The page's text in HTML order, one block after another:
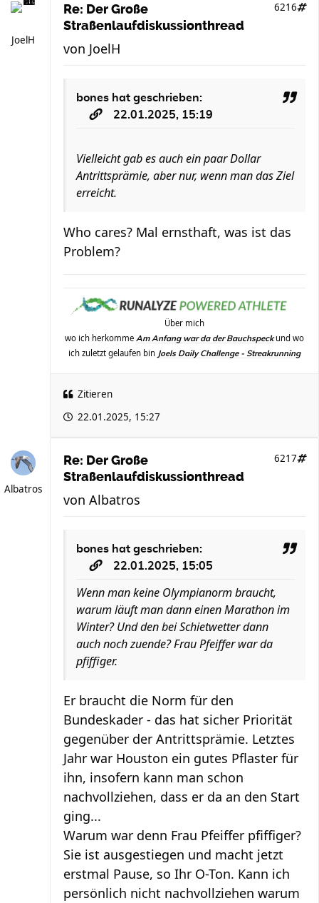
JoelH
Re: Der Große
Straßenlaufdiskussionthread
6216
von JoelH
bones hat geschrieben:
22.01.2025, 15:19
Vielleicht gab es auch ein paar Dollar
Antrittsprämie, aber nur, wenn man das Ziel
erreicht.
Who cares? Mal ernsthaft, was ist das
Problem?
Über mich
wo ich herkomme Am Anfang war da der Bauchspeckund wo
ich zuletzt gelaufen bin Joels Daily Challenge - Streakrunning
Zitieren
22.01.2025, 15:27
Albatros
Re: Der Große
Straßenlaufdiskussionthread
6217
von Albatros
bones hat geschrieben:
22.01.2025, 15:05
Wenn man keine Olympianorm braucht,
warum läuft man dann einen Marathon im
Winter? Und den bei Schietwetter dann
auch noch zuende? Frau Pfeiffer war da
pfiffiger.
Er braucht die Norm für den
Bundeskader - das hat sicher Priorität
gegenüber der Antrittsprämie. Letztes
Jahr war Houston ein gutes Pflaster für
ihn, insofern kann man schon
nachvollziehen, dass er da an den Start
ging...
Warum war denn Frau Pfeiffer pfiffiger?
Sie ist ausgestiegen und macht jetzt
erstmal Pause, so Ihr O-Ton. Kann ich
persönlich nicht nachvollziehen warum